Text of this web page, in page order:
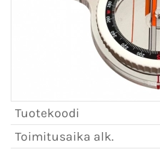
Tuotekoodi
Toimitusaika alk.